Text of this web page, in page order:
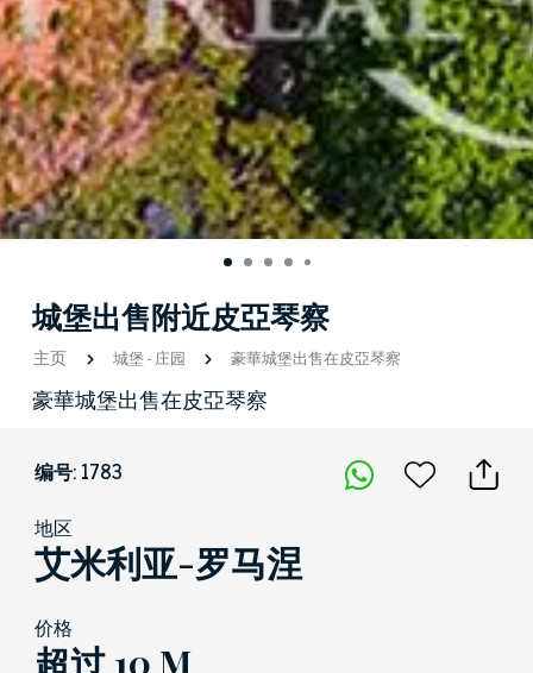
城堡出售附近皮亞琴察
主页 城堡-庄园 豪華城堡出售在皮亞琴察
豪華城堡出售在皮亞琴察
编号: 1783
地区
艾米利亚-罗马涅
价格
超过 10 M